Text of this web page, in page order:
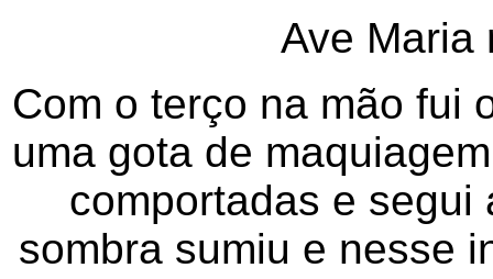
Ave Maria
Com o terço na mão fui
uma gota de
comportadas e segui
sombra sumiu e nesse